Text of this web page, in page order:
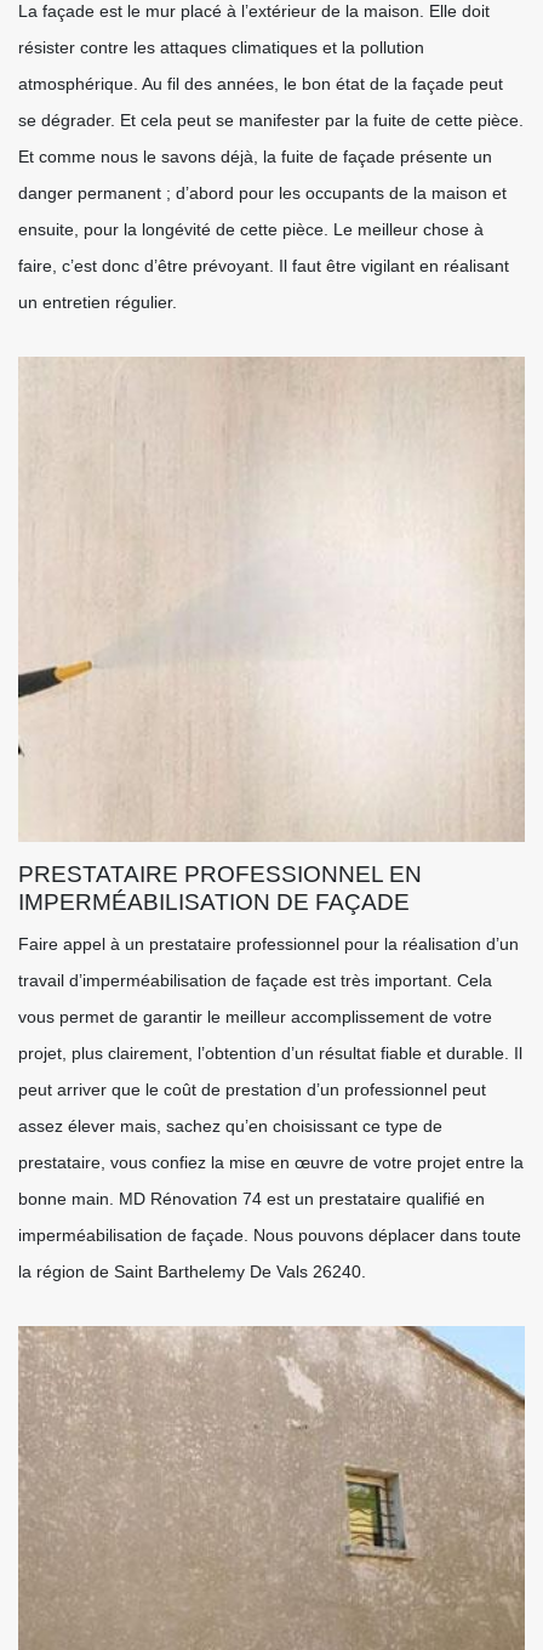
La façade est le mur placé à l’extérieur de la maison. Elle doit
résister contre les attaques climatiques et la pollution
atmosphérique. Au fil des années, le bon état de la façade peut
se dégrader. Et cela peut se manifester par la fuite de cette pièce.
Et comme nous le savons déjà, la fuite de façade présente un
danger permanent ; d’abord pour les occupants de la maison et
ensuite, pour la longévité de cette pièce. Le meilleur chose à
faire, c’est donc d’être prévoyant. Il faut être vigilant en réalisant
un entretien régulier.
PRESTATAIRE PROFESSIONNEL EN
IMPERMÉABILISATION DE FAÇADE
Faire appel à un prestataire professionnel pour la réalisation d’un
travail d’imperméabilisation de façade est très important. Cela
vous permet de garantir le meilleur accomplissement de votre
projet, plus clairement, l’obtention d’un résultat fiable et durable. Il
peut arriver que le coût de prestation d’un professionnel peut
assez élever mais, sachez qu’en choisissant ce type de
prestataire, vous confiez la mise en œuvre de votre projet entre la
bonne main. MD Rénovation 74 est un prestataire qualifié en
imperméabilisation de façade. Nous pouvons déplacer dans toute
la région de Saint Barthelemy De Vals 26240.